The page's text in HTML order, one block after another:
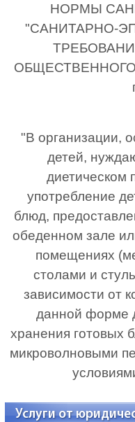
НОРМЫ
"САНИТАРНО-
"В организации,
детей,
диетическом
употребление
блюд,
обеденном зале
помещениях
столами и
зависимости от
данной форме
хранения готовых
микроволновыми
Услуги от